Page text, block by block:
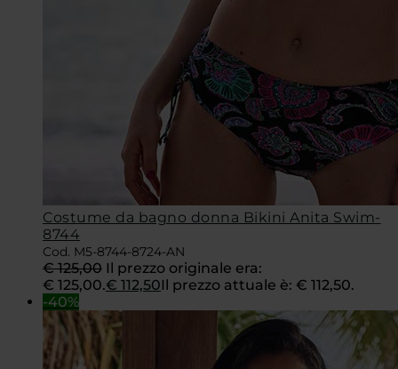
Costume da bagno donna Bikini Anita Swim-
8744
Cod. M5-8744-8724-AN
€125,00 Il prezzo originale era:
€ 125,00.€ 112,50Il prezzo attuale è: € 112,50.
-40%